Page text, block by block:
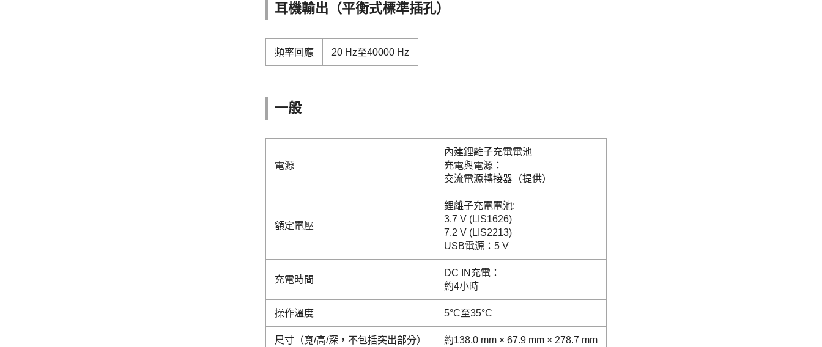
耳機輸出（平衡式標準插孔）
頻率回應 20 Hz至40000 Hz
一般
電源
內建鋰離子充電電池
充電與電源：
交流電源轉接器（提供）
額定電壓
鋰離子充電電池:
3.7 V (LIS1626)
7.2 V (LIS2213)
USB電源：5 V
充電時間
DC IN充電：
約4小時
操作溫度 5°C至35°C
尺寸（寬/高/深，不包括突出部分） 約138.0 mm × 67.9 mm × 278.7 mm